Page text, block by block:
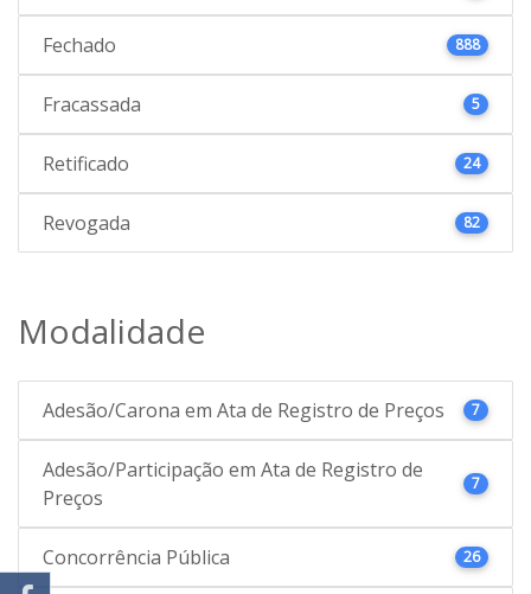
Fechado 888
Fracassada 5
Retificado 24
Revogada 82
Modalidade
Adesão/Carona em Ata de Registro de Preços 7
Adesão/Participação em Ata de Registro de
Preços
7
Concorrência Pública 26